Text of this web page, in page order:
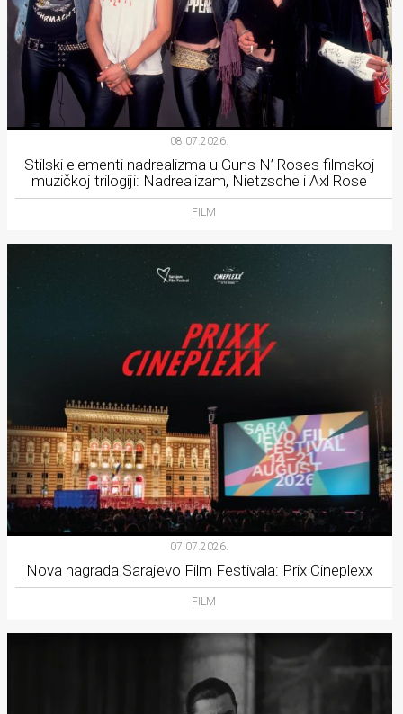
08.07.2026.
Stilski elementi nadrealizma u Guns N’ Roses filmskoj
muzičkoj trilogiji: Nadrealizam, Nietzsche i Axl Rose
FILM
07.07.2026.
Nova nagrada Sarajevo Film Festivala: Prix Cineplexx
FILM